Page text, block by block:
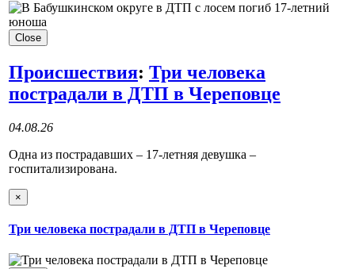
Close
Происшествия: Три человека
пострадали в ДТП в Череповце
04.08.26
Одна из пострадавших – 17-летняя девушка –
госпитализирована.
×
Три человека пострадали в ДТП в Череповце